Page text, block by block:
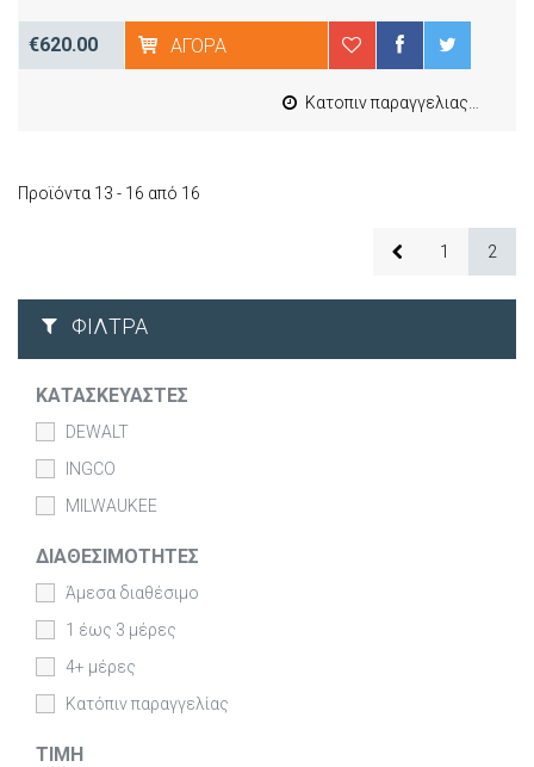
€620.00 ΑΓΟΡΆ
Κατοπιν παραγγελιας από 4 έως 10 εργασιμες
Προϊόντα 13 - 16 από 16
1 2
ΦΊΛΤΡΑ
ΚΑΤΑΣΚΕΥΑΣΤΈΣ
DEWALT
INGCO
MILWAUKEE
ΔΙΑΘΕΣΙΜΌΤΗΤΕΣ
Άμεσα διαθέσιμο
1 έως 3 μέρες
4+ μέρες
Κατόπιν παραγγελίας
ΤΙΜΉ